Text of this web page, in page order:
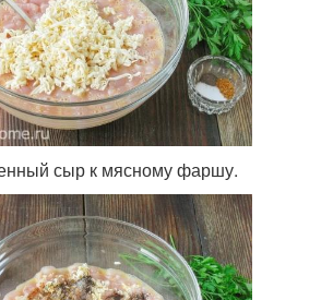
сыр к мясному фаршу.